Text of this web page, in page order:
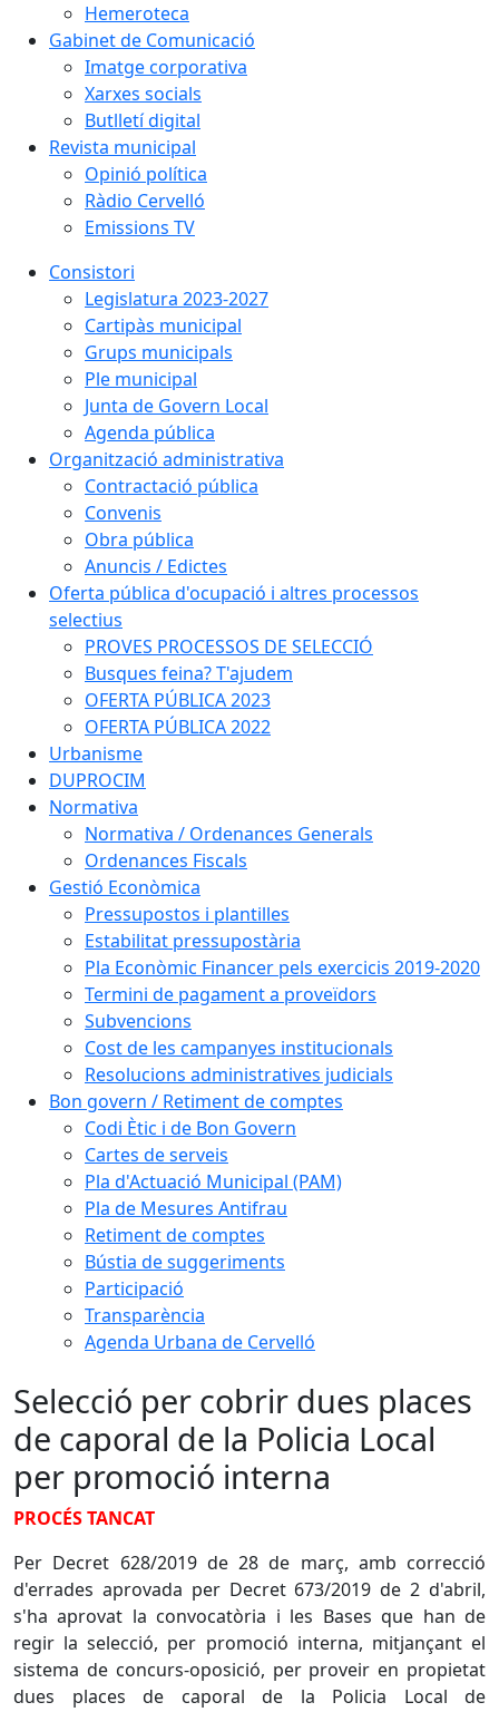
Hemeroteca
Gabinet de Comunicació
Imatge corporativa
Xarxes socials
Butlletí digital
Revista municipal
Opinió política
Ràdio Cervelló
Emissions TV
Consistori
Legislatura 2023-2027
Cartipàs municipal
Grups municipals
Ple municipal
Junta de Govern Local
Agenda pública
Organització administrativa
Contractació pública
Convenis
Obra pública
Anuncis / Edictes
Oferta pública d'ocupació i altres processos
selectius
PROVES PROCESSOS DE SELECCIÓ
Busques feina? T'ajudem
OFERTA PÚBLICA 2023
OFERTA PÚBLICA 2022
Urbanisme
DUPROCIM
Normativa
Normativa / Ordenances Generals
Ordenances Fiscals
Gestió Econòmica
Pressupostos i plantilles
Estabilitat pressupostària
Pla Econòmic Financer pels exercicis 2019-2020
Termini de pagament a proveïdors
Subvencions
Cost de les campanyes institucionals
Resolucions administratives judicials
Bon govern / Retiment de comptes
Codi Ètic i de Bon Govern
Cartes de serveis
Pla d'Actuació Municipal (PAM)
Pla de Mesures Antifrau
Retiment de comptes
Bústia de suggeriments
Participació
Transparència
Agenda Urbana de Cervelló
Selecció per cobrir dues places
de caporal de la Policia Local
per promoció interna
PROCÉS TANCAT
Per Decret 628/2019 de 28 de març, amb correcció
d'errades aprovada per Decret 673/2019 de 2 d'abril,
s'ha aprovat la convocatòria i les Bases que han de
regir la selecció, per promoció interna, mitjançant el
sistema de concurs-oposició, per proveir en propietat
dues places de caporal de la Policia Local de